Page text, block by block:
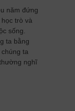
năm đứng
trò và
sống.
ta bằng
ta
nghĩ